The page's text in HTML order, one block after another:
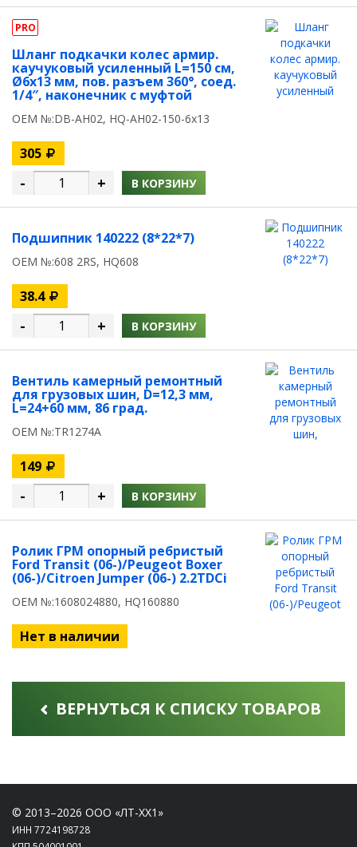
PRO
Шланг подкачки колес армир.
каучуковый усиленный L=150 см,
Ø6x13 мм, пов. разъем 360°, соед.
1/4″, наконечник с муфтой
OEM №:DB-AH02, HQ-AH02-150-6x13
305
- + В КОРЗИНУ
Подшипник 140222 (8*22*7)
OEM №:608 2RS, HQ608
38.4
- + В КОРЗИНУ
Вентиль камерный ремонтный
для грузовых шин, D=12,3 мм,
L=24+60 мм, 86 град.
OEM №:TR1274A
149
- + В КОРЗИНУ
Ролик ГРМ опорный ребристый
Ford Transit (06-)/Peugeot Boxer
(06-)/Citroen Jumper (06-) 2.2TDCi
OEM №:1608024880, HQ160880
Нет в наличии
ВЕРНУТЬСЯ К СПИСКУ ТОВАРОВ
© 2013–2026 ООО «ЛТ-ХХ1»
ИНН 7724198728